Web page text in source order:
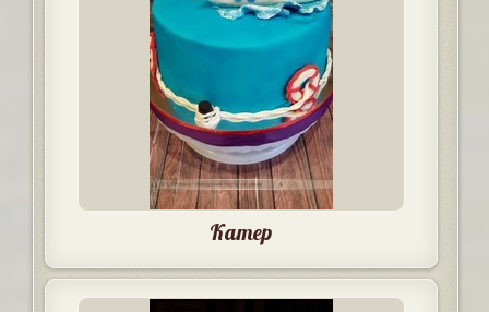
Катер